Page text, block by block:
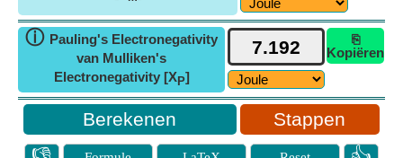
ⓘ Pauling's Electronegativity
van Mulliken's
Electronegativity [XP]
⎘
Kopiëren
Stappen